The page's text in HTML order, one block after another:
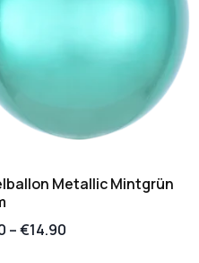
Metallic Mintgrün
–€14.90